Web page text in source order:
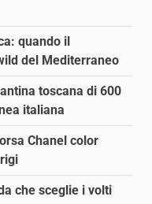
quando il
del Mediterraneo
toscana di 600
italiana
Chanel color
che sceglie i volti